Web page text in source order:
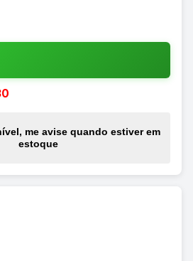
me avise quando estiver em
estoque